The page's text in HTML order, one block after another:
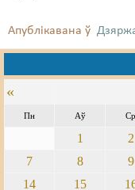
Апублікавана ў
«
Пн Аў Ср
1 2
7
8 9
14
15
Свабода слова
Сьмяротнае пакараньне